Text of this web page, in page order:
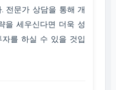
전문가 상담을 통해 개
을 세우신다면 더욱 성
를 하실 수 있을 것입